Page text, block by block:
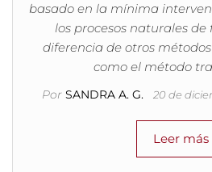
basado en la mínima
los procesos naturales
diferencia de otros
como el método
Por SANDRA A. G. 20 de
Leer más